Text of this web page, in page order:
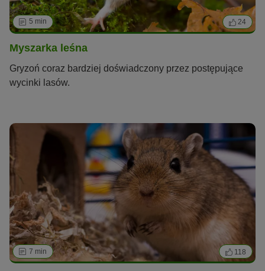
5 min 24
Myszarka leśna
Gryzoń coraz bardziej doświadczony przez postępujące
wycinki lasów.
7 min 118